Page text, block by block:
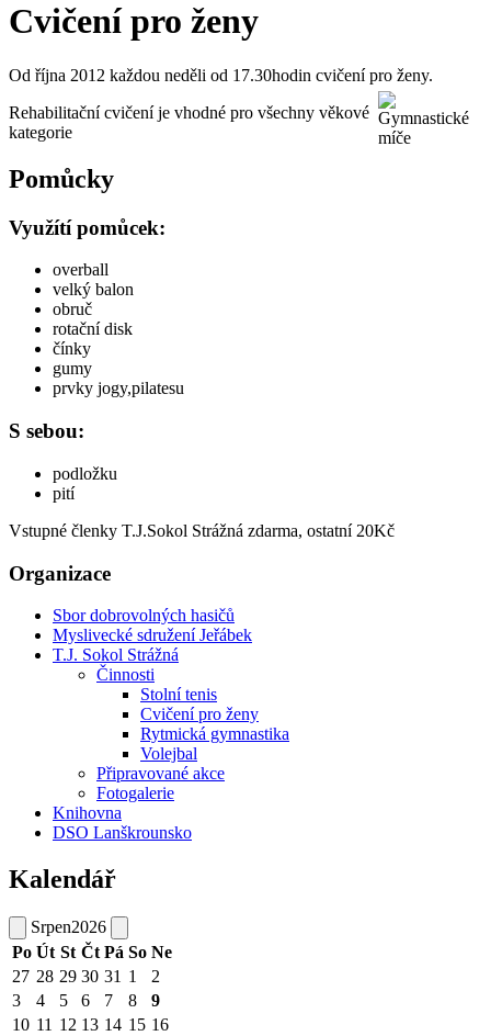
Cvičení pro ženy
Od října 2012 každou neděli od 17.30hodin cvičení pro ženy.
Rehabilitační cvičení je vhodné pro všechny věkové
kategorie
Pomůcky
Využítí pomůcek:
overball
velký balon
obruč
rotační disk
čínky
gumy
prvky jogy,pilatesu
S sebou:
podložku
pití
Vstupné členky T.J.Sokol Strážná zdarma, ostatní 20Kč
Organizace
Sbor dobrovolných hasičů
Myslivecké sdružení Jeřábek
T.J. Sokol Strážná
Činnosti
Stolní tenis
Cvičení pro ženy
Rytmická gymnastika
Volejbal
Připravované akce
Fotogalerie
Knihovna
DSO Lanškrounsko
Kalendář
Srpen2026
Po Út St Čt Pá So Ne
27 28 29 30 31 1
2
3
4 5 6 7 8
9
10 11 12 13 14 15 16